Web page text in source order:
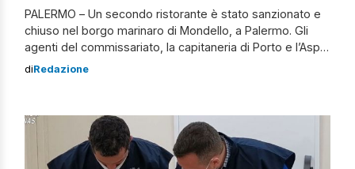
PALERMO – Un secondo ristorante è stato sanzionato e
chiuso nel borgo marinaro di Mondello, a Palermo. Gli
agenti del commissariato, la capitaneria di Porto e l’Asp
hanno riscontrato numerose irregolarità. Nel corso dei
autorizzazioni. Le stesse irregolarità erano già state
riscontrate […]
diRedazione